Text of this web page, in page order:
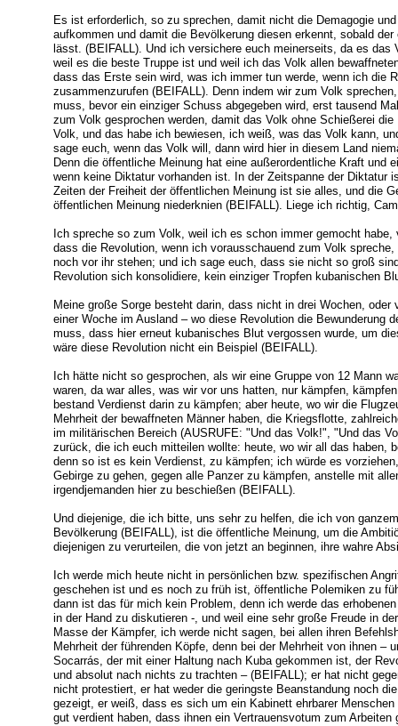
Es ist erforderlich, so zu sprechen, damit nicht die Demagogie
aufkommen und damit die Bevölkerung diesen erkennt, sobald
lässt. (BEIFALL). Und ich versichere euch meinerseits, da es
weil es die beste Truppe ist und weil ich das Volk allen
dass das Erste sein wird, was ich immer tun werde, wenn ich die
zusammenzurufen (BEIFALL). Denn indem wir zum Volk
muss, bevor ein einziger Schuss abgegeben wird, erst tausend
zum Volk gesprochen werden, damit das Volk ohne Schießerei
Volk, und das habe ich bewiesen, ich weiß, was das Volk kann,
sage euch, wenn das Volk will, dann wird hier in diesem Land
Denn die öffentliche Meinung hat eine außerordentliche Kraft und
wenn keine Diktatur vorhanden ist. In der Zeitspanne der Diktatur
Zeiten der Freiheit der öffentlichen Meinung ist sie alles, und die
öffentlichen Meinung niederknien (BEIFALL). Liege ich richtig,
Ich spreche so zum Volk, weil ich es schon immer gemocht
dass die Revolution, wenn ich vorausschauend zum Volk
noch vor ihr stehen; und ich sage euch, dass sie nicht so groß
Revolution sich konsolidiere, kein einziger Tropfen kubanischen
Meine große Sorge besteht darin, dass nicht in drei Wochen,
einer Woche im Ausland – wo diese Revolution die Bewunderung
muss, dass hier erneut kubanisches Blut vergossen wurde, um
wäre diese Revolution nicht ein Beispiel (BEIFALL).
Ich hätte nicht so gesprochen, als wir eine Gruppe von 12 Mann
waren, da war alles, was wir vor uns hatten, nur kämpfen,
bestand Verdienst darin zu kämpfen; aber heute, wo wir die
Mehrheit der bewaffneten Männer haben, die Kriegsflotte,
im militärischen Bereich (AUSRUFE: "Und das Volk!", "Und das
zurück, die ich euch mitteilen wollte: heute, wo wir all das haben,
denn so ist es kein Verdienst, zu kämpfen; ich würde es
Gebirge zu gehen, gegen alle Panzer zu kämpfen, anstelle mit
irgendjemanden hier zu beschießen (BEIFALL).
Und diejenige, die ich bitte, uns sehr zu helfen, die ich von
Bevölkerung (BEIFALL), ist die öffentliche Meinung, um die
diejenigen zu verurteilen, die von jetzt an beginnen, ihre wahre
Ich werde mich heute nicht in persönlichen bzw. spezifischen
geschehen ist und es noch zu früh ist, öffentliche Polemiken zu
dann ist das für mich kein Problem, denn ich werde das
in der Hand zu diskutieren -, und weil eine sehr große Freude in
Masse der Kämpfer, ich werde nicht sagen, bei allen ihren
Mehrheit der führenden Köpfe, denn bei der Mehrheit von ihnen –
Socarrás, der mit einer Haltung nach Kuba gekommen ist, der
und absolut nach nichts zu trachten – (BEIFALL); er hat nicht
nicht protestiert, er hat weder die geringste Beanstandung noch
gezeigt, er weiß, dass es sich um ein Kabinett ehrbarer
gut verdient haben, dass ihnen ein Vertrauensvotum zum Arbeiten